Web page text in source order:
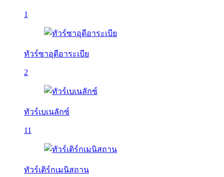
1
ทัวร์ซาอุดีอาระเบีย
2
ทัวร์เบเนลักซ์
11
ทัวร์เติร์กเมนิสถาน